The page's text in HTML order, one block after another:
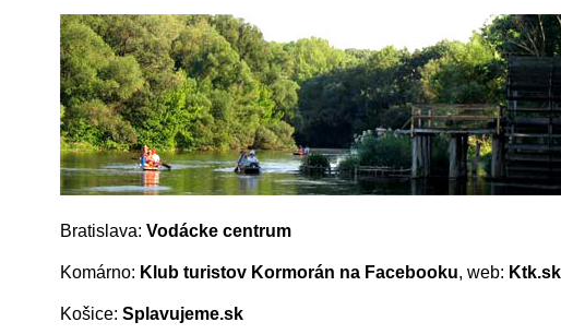
Bratislava: Vodácke centrum
Komárno: Klub turistov Kormorán na Facebooku, web: Ktk.sk
Košice: Splavujeme.sk